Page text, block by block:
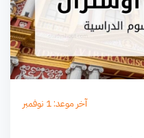
آخر موعد: 1 نوفمبر